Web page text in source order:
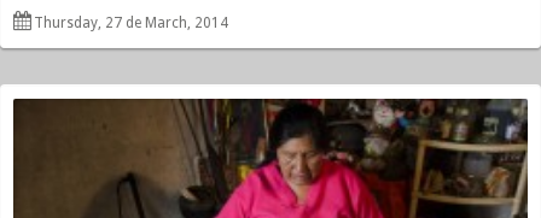
Thursday, 27 de March, 2014